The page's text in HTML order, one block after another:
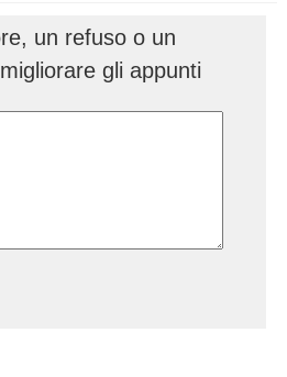
un refuso o un
gli appunti